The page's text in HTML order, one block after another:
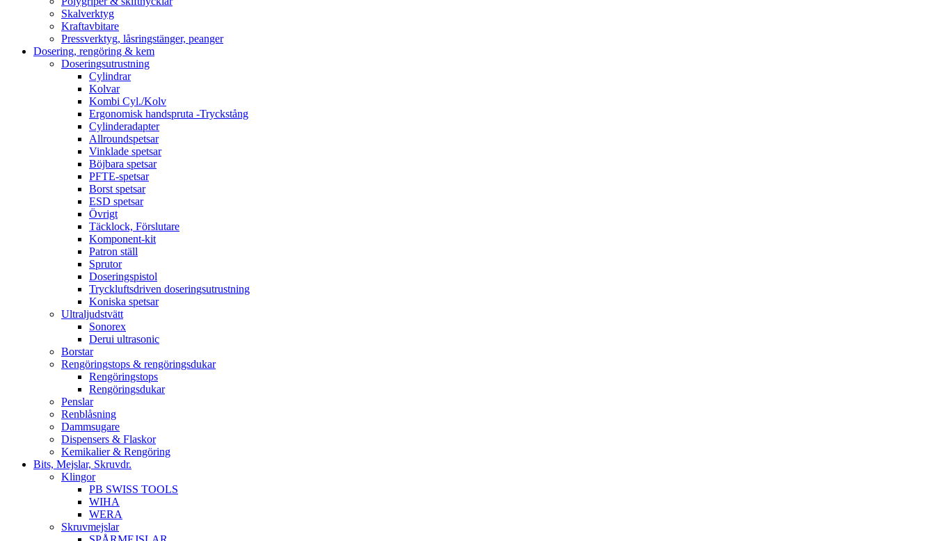
Skalverktyg
Kraftavbitare
Pressverktyg, låsringstänger, peanger
Dosering, rengöring & kem
Doseringsutrustning
Cylindrar
Kolvar
Kombi Cyl./Kolv
Ergonomisk handspruta -Tryckstång
Cylinderadapter
Allroundspetsar
Vinklade spetsar
Böjbara spetsar
PFTE-spetsar
Borst spetsar
ESD spetsar
Övrigt
Täcklock, Förslutare
Komponent-kit
Patron ställ
Sprutor
Doseringspistol
Tryckluftsdriven doseringsutrustning
Koniska spetsar
Ultraljudstvätt
Sonorex
Derui ultrasonic
Borstar
Rengöringstops & rengöringsdukar
Rengöringstops
Rengöringsdukar
Penslar
Renblåsning
Dammsugare
Dispensers & Flaskor
Kemikalier & Rengöring
Bits, Mejslar, Skruvdr.
Klingor
PB SWISS TOOLS
WIHA
WERA
Skruvmejslar